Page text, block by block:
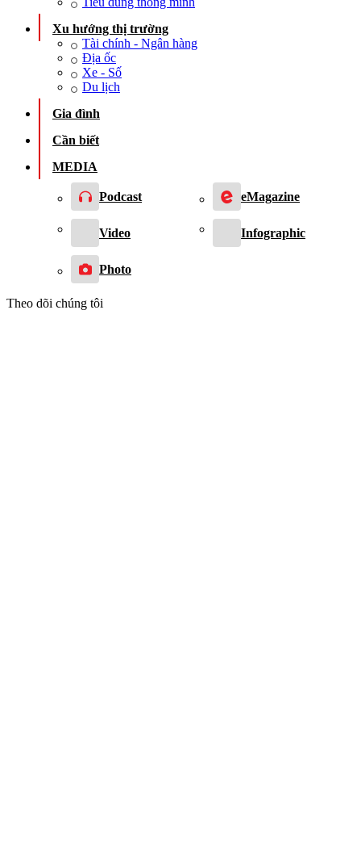
Xu hướng thị trường
Tài chính - Ngân hàng
Địa ốc
Xe - Số
Du lịch
Gia đình
Cần biết
MEDIA
Podcast eMagazine
Video Infographic
Photo
Theo dõi chúng tôi